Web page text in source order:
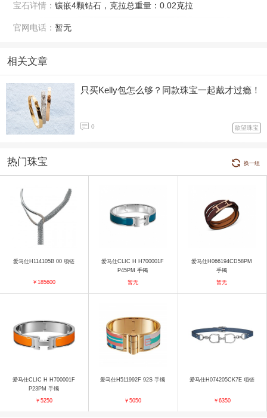
宝石详情： 镶嵌4颗钻石，克拉总重量：0.02克拉
官网电话： 暂无
相关文章
只买Kelly包怎么够？同款珠宝一起戴才过瘾！
0 欲望珠宝
热门珠宝 换一组
爱马仕H114105B 00 项链
￥185600
爱马仕CLIC H H700001F
P45PM 手镯
暂无
爱马仕H066194CD58PM
手镯
暂无
爱马仕CLIC H H700001F
P23PM 手镯
￥5250
爱马仕H511992F 92S 手镯
￥5050
爱马仕H074205CK7E 项链
￥6350